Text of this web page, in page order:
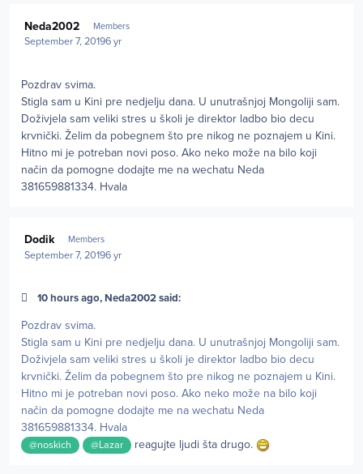
Neda2002 Members
September 7, 20196 yr
Pozdrav svima.
Stigla sam u Kini pre nedjelju dana. U unutrašnjoj Mongoliji sam.
Doživjela sam veliki stres u školi je direktor ladbo bio decu
krvnički. Želim da pobegnem što pre nikog ne poznajem u Kini.
Hitno mi je potreban novi poso. Ako neko može na bilo koji
način da pomogne dodajte me na wechatu Neda
381659881334. Hvala
Dodik Members
September 7, 20196 yr
10 hours ago, Neda2002 said:
Pozdrav svima.
Stigla sam u Kini pre nedjelju dana. U unutrašnjoj Mongoliji sam.
Doživjela sam veliki stres u školi je direktor ladbo bio decu
krvnički. Želim da pobegnem što pre nikog ne poznajem u Kini.
Hitno mi je potreban novi poso. Ako neko može na bilo koji
način da pomogne dodajte me na wechatu Neda
381659881334. Hvala
@noskich @Lazar reagujte ljudi šta drugo.